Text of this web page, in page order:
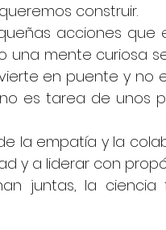
construir.
acciones que
una mente curiosa
en puente y no
es tarea de unos
la empatía y la
y a liderar con
juntas, la ciencia